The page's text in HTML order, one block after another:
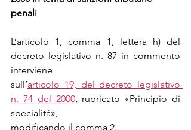
penali
L’articolo 1, comma 1, lettera h) del
decreto legislativo n. 87 in commento
interviene
sull’articolo 19, del decreto legislativo
n. 74 del 2000, rubricato «Principio di
specialità»,
modificando il comma 2.